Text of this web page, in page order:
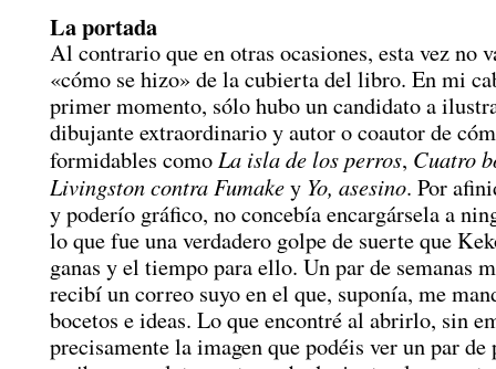
La portada
Al contrario que en otras ocasiones, esta vez no
«cómo se hizo» de la cubierta del libro. En mi
primer momento, sólo hubo un candidato a
dibujante extraordinario y autor o coautor de
formidables como La isla de los perros, Cuatro
Livingston contra Fumakey Yo, asesino. Por
y poderío gráfico, no concebía encargársela a
lo que fue una verdadero golpe de suerte que
ganas y el tiempo para ello. Un par de semanas
recibí un correo suyo en el que, suponía, me
bocetos e ideas. Lo que encontré al abrirlo, sin
precisamente la imagen que podéis ver un par de